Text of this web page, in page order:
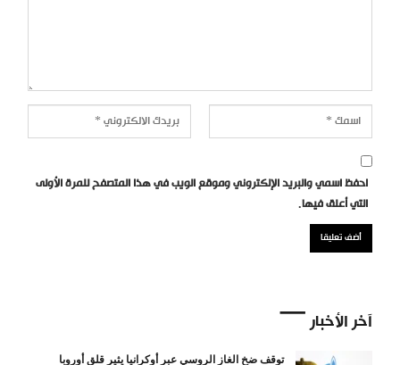
احفظ اسمي والبريد الإلكتروني وموقع الويب في هذا المتصفح للمرة الأولى
التي أعلق فيها.
آخر الأخبار
توقف ضخ الغاز الروسي عبر أوكرانيا يثير قلق أوروبا